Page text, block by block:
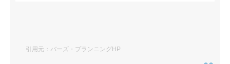
引用元：バーズ・プランニングHP